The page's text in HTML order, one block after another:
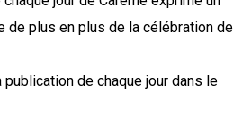
de plus en plus de la célébration de
de chaque jour dans le